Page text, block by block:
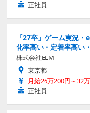
正社員
「27卒」ゲーム実況
化率高い・定着率高い
株式会社ELM
東京都
月給26万200円～32
正社員